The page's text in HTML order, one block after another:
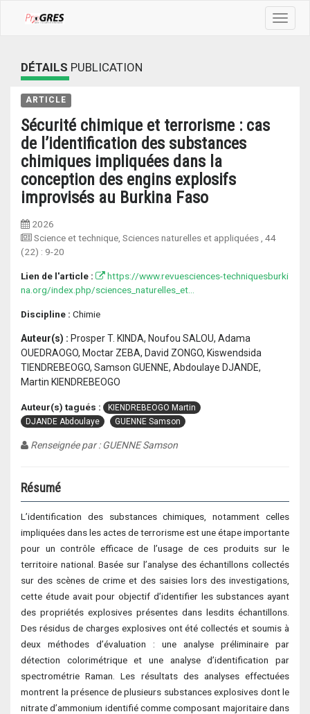
Toggle
DÉTAILS PUBLICATION
ARTICLE
Sécurité chimique et terrorisme : cas
de l’identification des substances
chimiques impliquées dans la
conception des engins explosifs
improvisés au Burkina Faso
2026
Science et technique, Sciences naturelles et appliquées , 44
(22) : 9-20
Lien de l'article :
https://www.revuesciences-techniquesburki
na.org/index.php/sciences_naturelles_et...
Discipline : Chimie
Auteur(s) : Prosper T. KINDA, Noufou SALOU, Adama
OUEDRAOGO, Moctar ZEBA, David ZONGO, Kiswendsida
TIENDREBEOGO, Samson GUENNE, Abdoulaye DJANDE,
Martin KIENDREBEOGO
Auteur(s) tagués :
KIENDREBEOGO Martin
DJANDE Abdoulaye
GUENNE Samson
Renseignée par : GUENNE Samson
Résumé
L’identification des substances chimiques, notamment celles
impliquées dans les actes de terrorisme est une étape importante
pour un contrôle efficace de l’usage de ces produits sur le
territoire national. Basée sur l’analyse des échantillons collectés
sur des scènes de crime et des saisies lors des investigations,
cette étude avait pour objectif d’identifier les substances ayant
des propriétés explosives présentes dans lesdits échantillons.
Des résidus de charges explosives ont été collectés et soumis à
deux méthodes d’évaluation : une analyse préliminaire par
détection colorimétrique et une analyse d’identification par
spectrométrie Raman. Les résultats des analyses effectuées
montrent la présence de plusieurs substances explosives dont le
nitrate d’ammonium identifié comme composant majoritaire dans